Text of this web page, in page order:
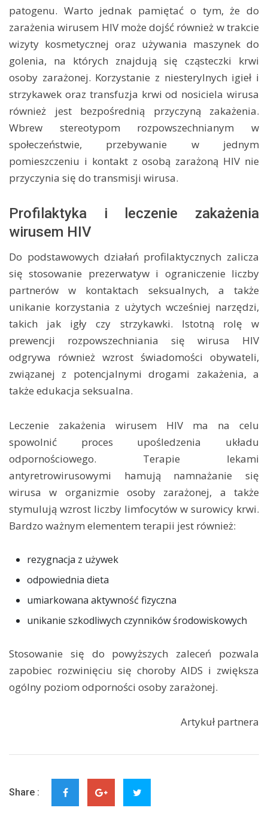
patogenu. Warto jednak pamiętać o tym, że do
zarażenia wirusem HIV może dojść również w trakcie
wizyty kosmetycznej oraz używania maszynek do
golenia, na których znajdują się cząsteczki krwi
osoby zarażonej. Korzystanie z niesterylnych igieł i
strzykawek oraz transfuzja krwi od nosiciela wirusa
również jest bezpośrednią przyczyną zakażenia.
Wbrew stereotypom rozpowszechnianym w
społeczeństwie, przebywanie w jednym
pomieszczeniu i kontakt z osobą zarażoną HIV nie
przyczynia się do transmisji wirusa.
Profilaktyka i leczenie zakażenia
wirusem HIV
Do podstawowych działań profilaktycznych zalicza
się stosowanie prezerwatyw i ograniczenie liczby
partnerów w kontaktach seksualnych, a także
unikanie korzystania z użytych wcześniej narzędzi,
takich jak igły czy strzykawki. Istotną rolę w
prewencji rozpowszechniania się wirusa HIV
odgrywa również wzrost świadomości obywateli,
związanej z potencjalnymi drogami zakażenia, a
także edukacja seksualna.
Leczenie zakażenia wirusem HIV ma na celu
spowolnić proces upośledzenia układu
odpornościowego. Terapie lekami
antyretrowirusowymi hamują namnażanie się
wirusa w organizmie osoby zarażonej, a także
stymulują wzrost liczby limfocytów w surowicy krwi.
Bardzo ważnym elementem terapii jest również:
rezygnacja z używek
odpowiednia dieta
umiarkowana aktywność fizyczna
unikanie szkodliwych czynników środowiskowych
Stosowanie się do powyższych zaleceń pozwala
zapobiec rozwinięciu się choroby AIDS i zwiększa
ogólny poziom odporności osoby zarażonej.
Artykuł partnera
Share :